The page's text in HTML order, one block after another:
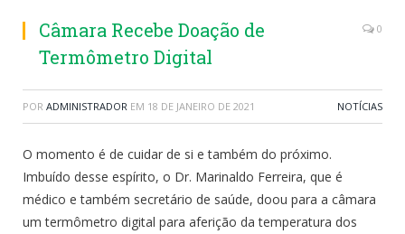
Câmara Recebe Doação de
Termômetro Digital
0
POR ADMINISTRADOR EM 18 DE JANEIRO DE 2021 NOTÍCIAS
O momento é de cuidar de si e também do próximo.
Imbuído desse espírito, o Dr. Marinaldo Ferreira, que é
médico e também secretário de saúde, doou para a câmara
um termômetro digital para aferição da temperatura dos